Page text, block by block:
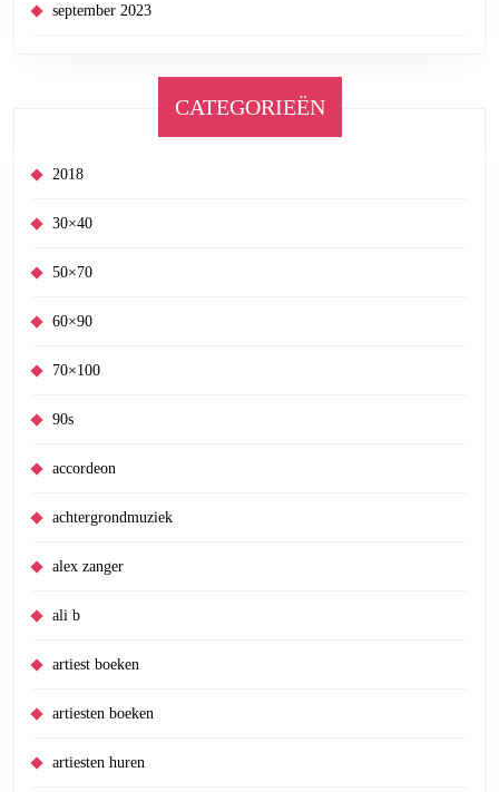
september 2023
CATEGORIEËN
2018
30×40
50×70
60×90
70×100
90s
accordeon
achtergrondmuziek
alex zanger
ali b
artiest boeken
artiesten boeken
artiesten huren